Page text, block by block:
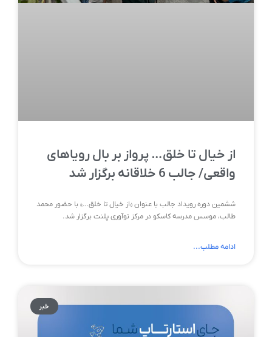
از خیال تا خلق… پرواز بر بال رویاهای
واقعی/ جالب 6 خلاقانه برگزار شد
ششمین دوره رویداد جالب با عنوان «از خیال تا خلق…» با حضور محمد
طالب، موسس مدرسه کاسکو در مرکز نوآوری پلنت برگزار شد.
ادامه مطلب...
خبر